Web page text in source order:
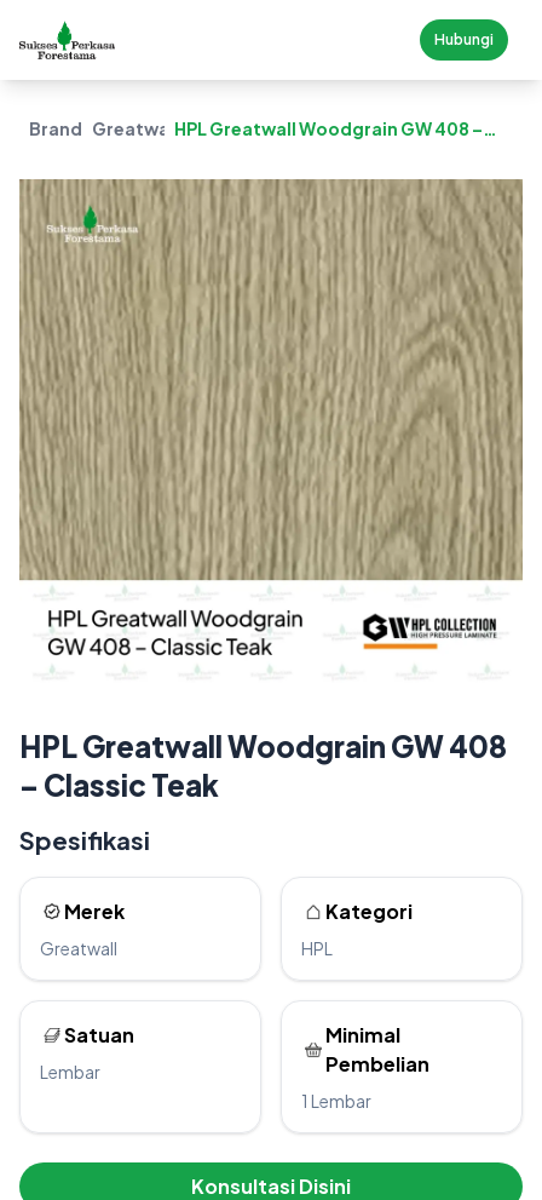
Hubungi
Brand GreatwallHPL Greatwall Woodgrain GW 408 –
HPL Greatwall Woodgrain GW 408
– Classic Teak
Spesifikasi
Merek
Greatwall
Kategori
HPL
Satuan
Lembar
Minimal
Pembelian
1 Lembar
Konsultasi Disini